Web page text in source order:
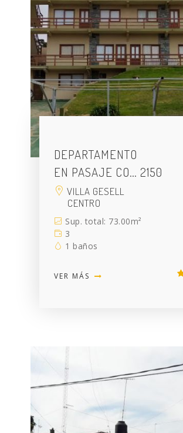
DEPARTAMENTO
EN PASAJE CO… 2150
VILLA GESELL
CENTRO
Sup. total: 73.00m²
3
1 baños
VER MÁS